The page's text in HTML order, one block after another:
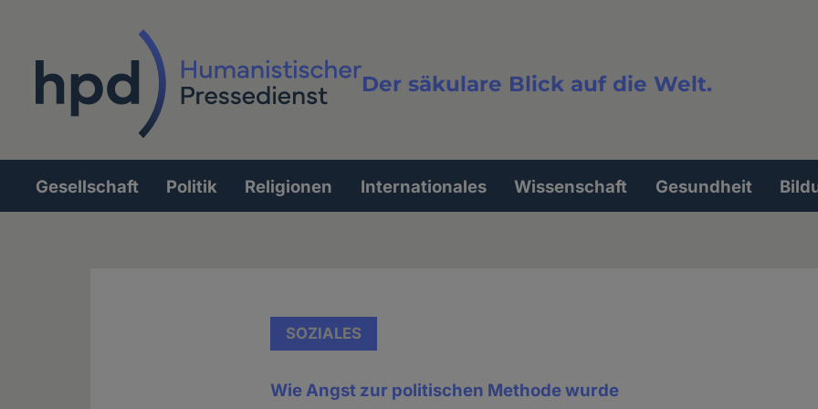
Der säkulare Blick auf die Welt.
Volltextsuche
Hauptnavigation
Gesellschaft Politik Religionen Internationales Wissenschaft Gesundheit
SOZIALES
Wie Angst zur politischen Methode wurde